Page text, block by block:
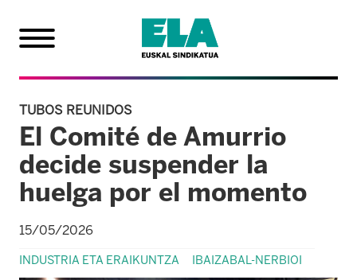
TUBOS REUNIDOS
El Comité de Amurrio
decide suspender la
huelga por el momento
15/05/2026
INDUSTRIA ETA ERAIKUNTZA IBAIZABAL-NERBIOI